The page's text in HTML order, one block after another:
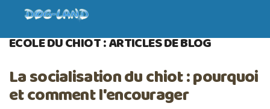
ACCUEIL BLOG
ECOLE DU CHIOT : ARTICLES DE BLOG
La socialisation du chiot : pourquoi
et comment l'encourager